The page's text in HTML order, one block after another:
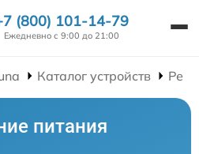
(800) 101-14-79
Ежедневно с 9:00 до 21:00
Каталог устройств
питания